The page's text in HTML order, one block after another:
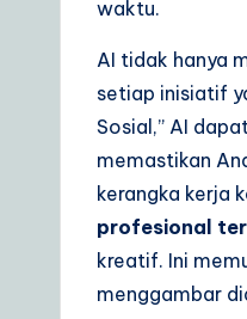
waktu.
AI tidak hanya
setiap inisiatif
Sosial,” AI
memastikan
kerangka kerja
profesional
kreatif. Ini
menggambar